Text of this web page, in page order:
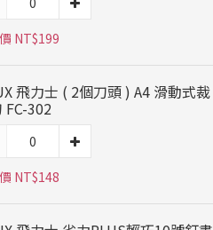
NT$199
飛力士 ( 2個刀頭 ) A4 滑動式裁
FC-302
NT$148